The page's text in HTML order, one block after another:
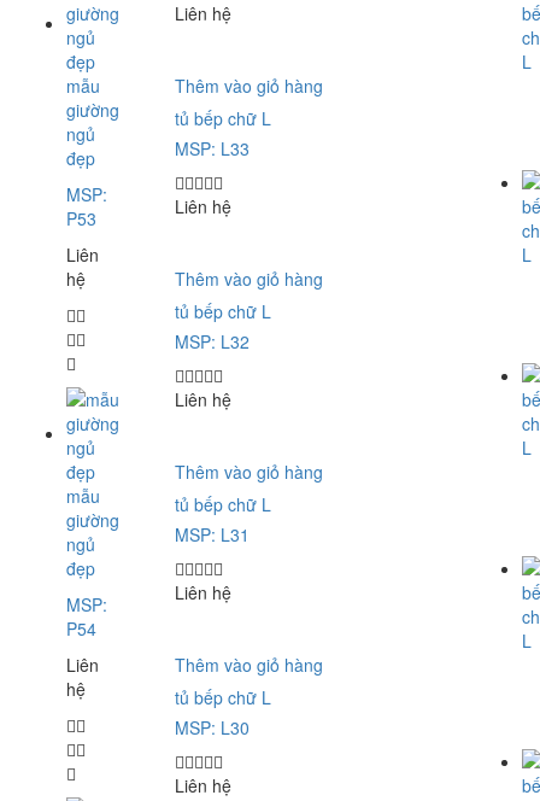
mẫu
giường
ngủ
đẹp
MSP:
P53
Liên
hệ
mẫu
giường
ngủ
đẹp
MSP:
P54
Liên
hệ
Liên hệ
Thêm vào giỏ hàng
tủ bếp chữ L
MSP: L33
Liên hệ
Thêm vào giỏ hàng
tủ bếp chữ L
MSP: L32
Liên hệ
Thêm vào giỏ hàng
tủ bếp chữ L
MSP: L31
Liên hệ
Thêm vào giỏ hàng
tủ bếp chữ L
MSP: L30
Liên hệ